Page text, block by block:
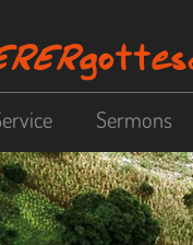
Sermons